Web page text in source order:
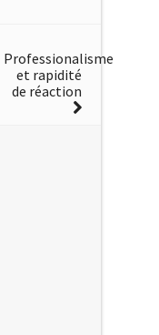
Professionalisme
et rapidité
de réaction